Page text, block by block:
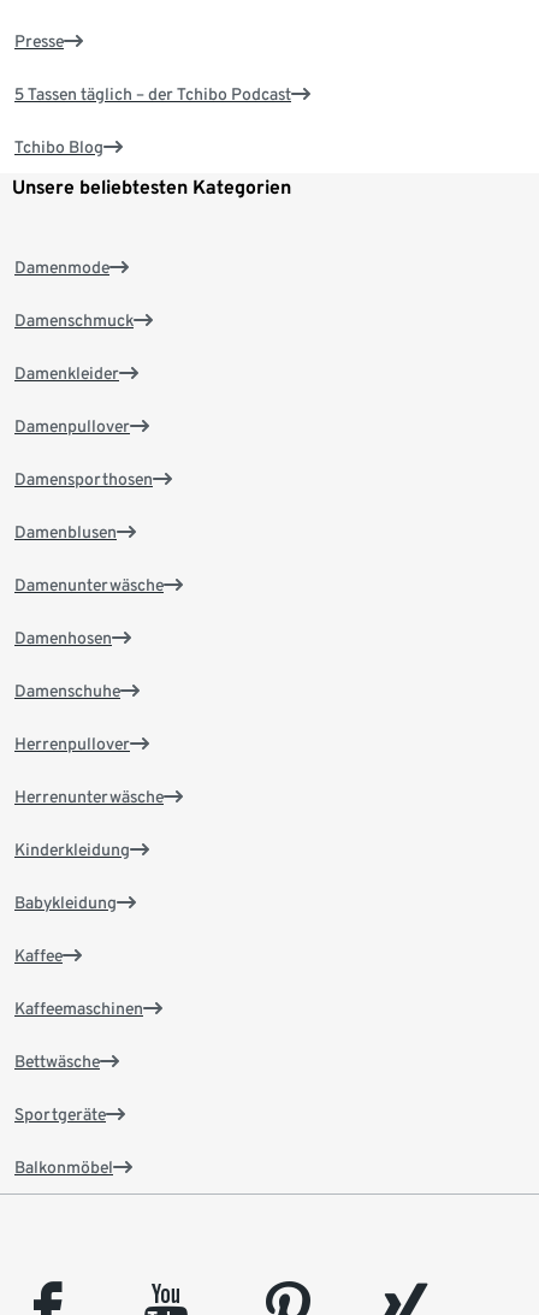
Presse
5 Tassen täglich – der Tchibo Podcast
Tchibo Blog
Unsere beliebtesten Kategorien
Damenmode
Damenschmuck
Damenkleider
Damenpullover
Damensporthosen
Damenblusen
Damenunterwäsche
Damenhosen
Damenschuhe
Herrenpullover
Herrenunterwäsche
Kinderkleidung
Babykleidung
Kaffee
Kaffeemaschinen
Bettwäsche
Sportgeräte
Balkonmöbel